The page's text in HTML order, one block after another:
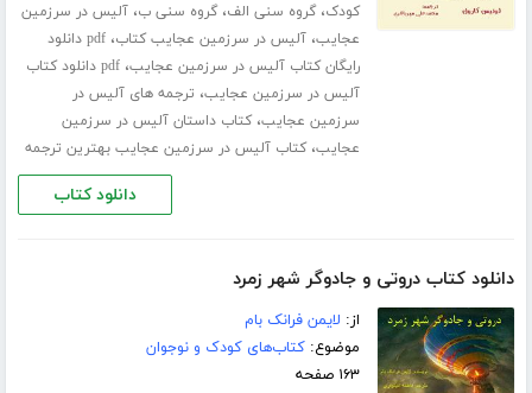
کودک،گروه سنی الف،گروه سنی ب،آلیس در سرزمین
عجایب،آلیس در سرزمین عجایب کتاب،
pdf دانلود
رایگان کتاب آلیس در سرزمین عجایب،
pdf دانلود کتاب
آلیس در سرزمین عجایب، ترجمه های آلیس در
سرزمین عجایب،کتاب داستان آلیس در سرزمین
عجایب،کتاب آلیس در سرزمین عجایب بهترین ترجمه
دانلود کتاب
دانلود کتاب دروتی و جادوگر شهر زمرد
از: لایمن فرانک بام
موضوع:کتاب‌های کودک و نوجوان
۱۶۳ صفحه